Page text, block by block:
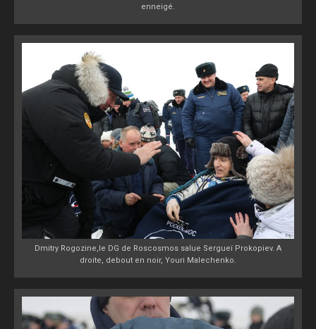
enneigé.
Dmitry Rogozine,le DG de Roscosmos salue Sergueï Prokopiev. A
droite, debout en noir, Youri Malechenko.